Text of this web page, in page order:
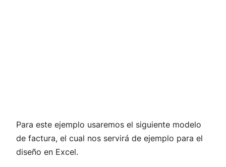
Para este ejemplo usaremos el siguiente modelo
de factura, el cual nos servirá de ejemplo para el
diseño en Excel.